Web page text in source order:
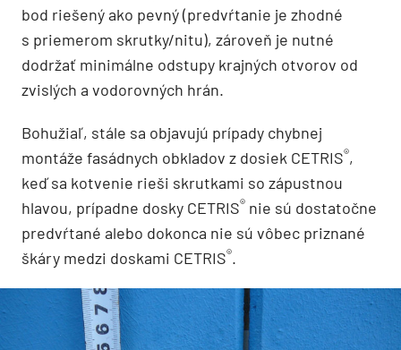
bod riešený ako pevný (predvŕtanie je zhodné
s priemerom skrutky/nitu), zároveň je nutné
dodržať minimálne odstupy krajných otvorov od
zvislých a vodorovných hrán.
Bohužiaľ, stále sa objavujú prípady chybnej
montáže fasádnych obkladov z dosiek CETRIS®,
keď sa kotvenie rieši skrutkami so zápustnou
hlavou, prípadne dosky CETRIS® nie sú dostatočne
predvŕtané alebo dokonca nie sú vôbec priznané
škáry medzi doskami CETRIS®.